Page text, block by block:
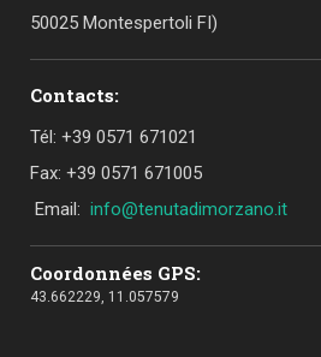
50025 Montespertoli FI)
Contacts:
Tél: +39 0571 671021
Fax: +39 0571 671005
Email: info@tenutadimorzano.it
Coordonnées GPS:
43.662229, 11.057579